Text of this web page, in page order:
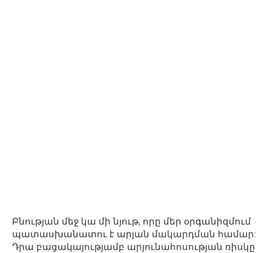
Բնության մեջ կա մի նյութ, որը մեր օրգանիզմում
պատասխանատու է արյան մակարդման համար:
Դրա բացակայությամբ արյունահոսության ռիսկը